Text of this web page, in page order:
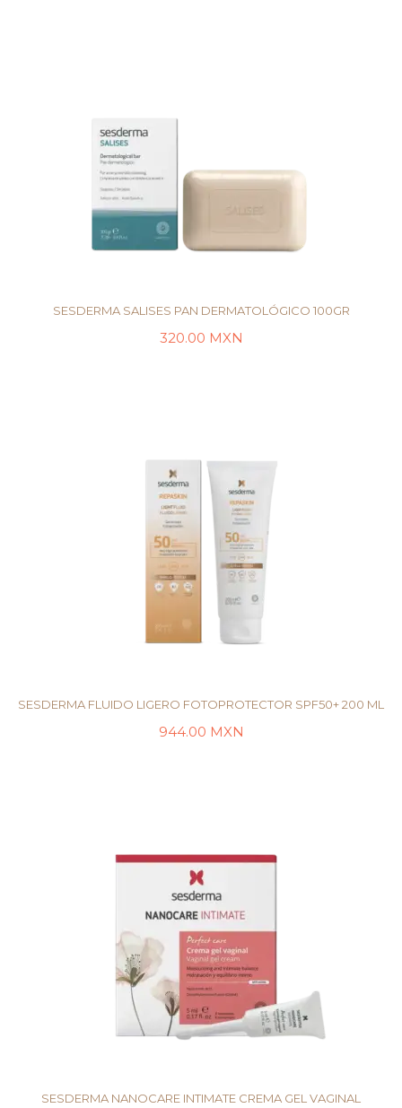
SESDERMA SALISES PAN DERMATOLÓGICO 100GR
320.00 MXN
SESDERMA FLUIDO LIGERO FOTOPROTECTOR SPF50+ 200 ML
944.00 MXN
SESDERMA NANOCARE INTIMATE CREMA GEL VAGINAL